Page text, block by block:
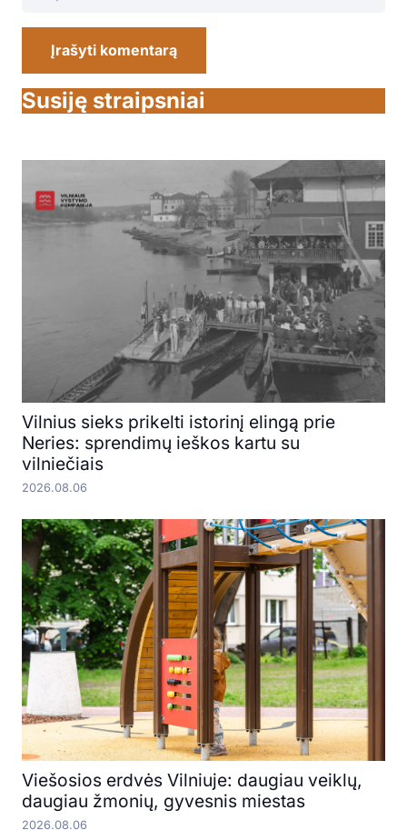
Įrašyti komentarą
Susiję straipsniai
Vilnius sieks prikelti istorinį elingą prie
Neries: sprendimų ieškos kartu su
vilniečiais
2026.08.06
Viešosios erdvės Vilniuje: daugiau veiklų,
daugiau žmonių, gyvesnis miestas
2026.08.06